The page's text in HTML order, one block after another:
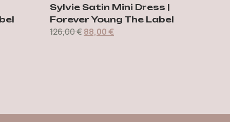
Sylvie Satin Mini Dress |
Forever Young The Label
126,00€88,00€